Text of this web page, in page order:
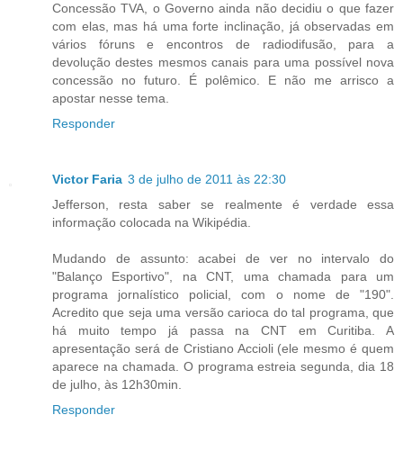
Concessão TVA, o Governo ainda não decidiu o que fazer
com elas, mas há uma forte inclinação, já observadas em
vários fóruns e encontros de radiodifusão, para a
devolução destes mesmos canais para uma possível nova
concessão no futuro. É polêmico. E não me arrisco a
apostar nesse tema.
Responder
Victor Faria 3 de julho de 2011 às 22:30
Jefferson, resta saber se realmente é verdade essa
informação colocada na Wikipédia.
Mudando de assunto: acabei de ver no intervalo do
"Balanço Esportivo", na CNT, uma chamada para um
programa jornalístico policial, com o nome de "190".
Acredito que seja uma versão carioca do tal programa, que
há muito tempo já passa na CNT em Curitiba. A
apresentação será de Cristiano Accioli (ele mesmo é quem
aparece na chamada. O programa estreia segunda, dia 18
de julho, às 12h30min.
Responder